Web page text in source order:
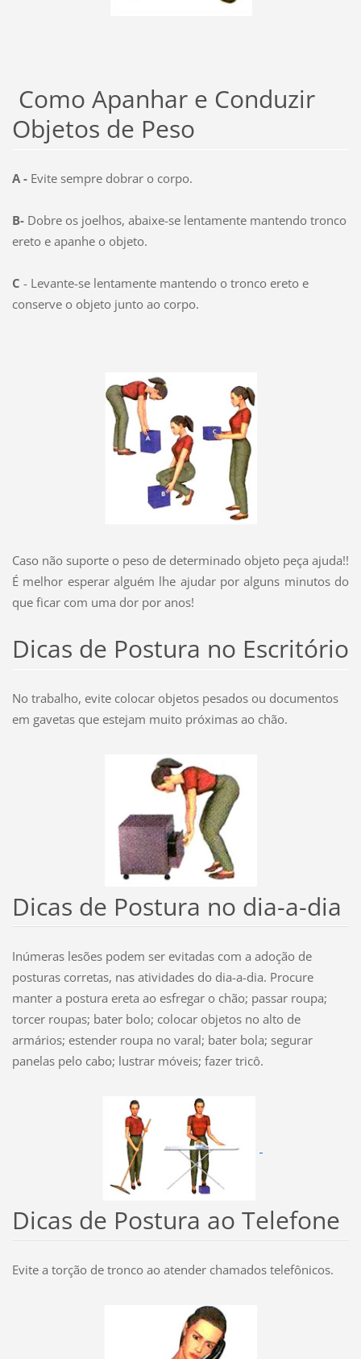
Como Apanhar e Conduzir
Objetos de Peso
A -Evite sempre dobrar o corpo.
B-Dobre os joelhos, abaixe-se lentamente mantendo tronco
ereto e apanhe o objeto.
C - Levante-se lentamente mantendo o tronco ereto e
conserve o objeto junto ao corpo.
Caso não suporte o peso de determinado objeto peça ajuda!!
É melhor esperar alguém lhe ajudar por alguns minutos do
que ficar com uma dor por anos!
Dicas de Postura no Escritório
No trabalho, evite colocar objetos pesados ou documentos
em gavetas que estejam muito próximas ao chão.
Dicas de Postura no dia-a-dia
Inúmeras lesões podem ser evitadas com a adoção de
posturas corretas, nas atividades do dia-a-dia. Procure
manter a postura ereta ao esfregar o chão; passar roupa;
torcer roupas; bater bolo; colocar objetos no alto de
armários; estender roupa no varal; bater bola; segurar
panelas pelo cabo; lustrar móveis; fazer tricô.
Dicas de Postura ao Telefone
Evite a torção de tronco ao atender chamados telefônicos.